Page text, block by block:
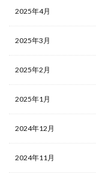
2025年4月
2025年3月
2025年2月
2025年1月
2024年12月
2024年11月